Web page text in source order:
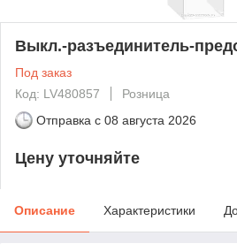
Выкл.-разъединитель-
Под заказ
Код: LV480857
Розница
Отправка с 08 августа 2026
Цену уточняйте
Описание Характеристики